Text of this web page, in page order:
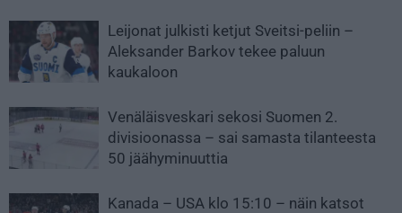
Leijonat julkisti ketjut Sveitsi-peliin –
Aleksander Barkov tekee paluun
kaukaloon
Venäläisveskari sekosi Suomen 2.
divisioonassa – sai samasta tilanteesta
50 jäähyminuuttia
Kanada – USA klo 15:10 – näin katsot